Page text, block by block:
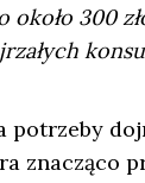
300
znacząco